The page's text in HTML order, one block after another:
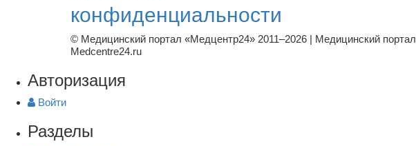
конфиденциальности
© Медицинский портал «Медцентр24» 2011–2026 | Медицинский портал
Medcentre24.ru
Авторизация
Войти
Разделы